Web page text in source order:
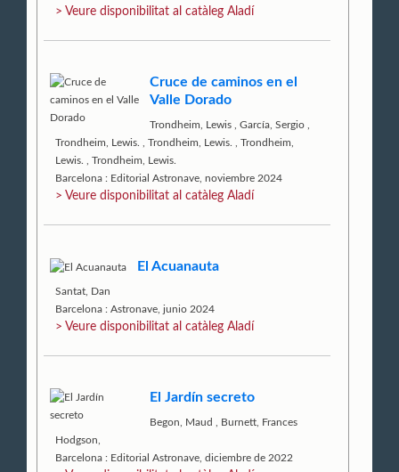
> Veure disponibilitat al catàleg Aladí
Cruce de caminos en el
Valle Dorado
Trondheim, Lewis ,García, Sergio
Trondheim, Lewis.
,Trondheim, Lewis. ,Trondheim,
Lewis.
,Trondheim, Lewis.
Barcelona : Editorial Astronave, noviembre 2024
> Veure disponibilitat al catàleg Aladí
El Acuanauta
Santat, Dan
Barcelona : Astronave, junio 2024
> Veure disponibilitat al catàleg Aladí
El Jardín secreto
Begon, Maud
Burnett, Frances
Hodgson,
Barcelona : Editorial Astronave, diciembre de 2022